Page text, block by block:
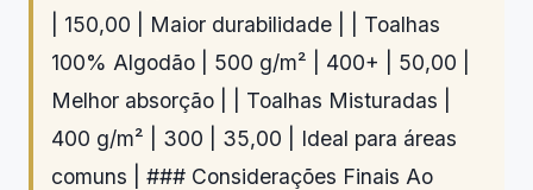
| 150,00 | Maior durabilidade | | Toalhas
100% Algodão | 500 g/m² | 400+ | 50,00 |
Melhor absorção | | Toalhas Misturadas |
400 g/m² | 300 | 35,00 | Ideal para áreas
comuns | ### Considerações Finais Ao